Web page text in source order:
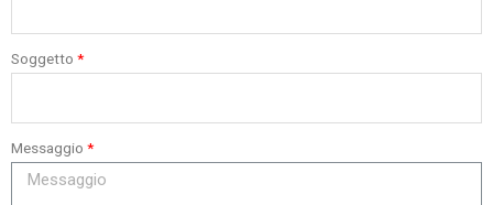
Soggetto
Messaggio